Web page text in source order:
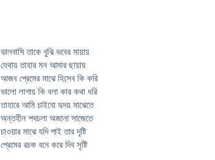
ভালবাসি তাকে বুঝি ভবের মায়ায়
যেথায় তাহার মন আমার ছায়ায়
আজব প্রেমের মাঝে হিসেব কি করি
ভালো লাগায় কি বলা কার কথা ধরি
তাহারে আমি চাইবো হৃদয় মাঝেতে
অন্তহীন পথচলা অজানা সাজেতে
চাওয়ার মাঝে যদি পাই তার দৃষ্টি
প্রেমের রচক বনে করে দিব সৃষ্টি